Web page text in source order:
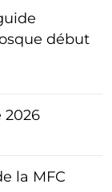
début
2026
la MFC